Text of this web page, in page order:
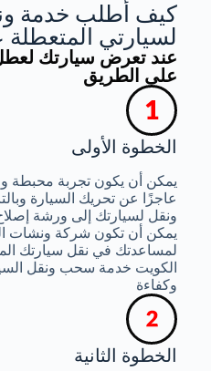
كيف أطلب خدمة
لسيارتي
عند تعرض سيارتك لعطل
على الطريق
الخطوة الأولى
يمكن أن يكون تجربة محبطة
عاجزًا عن تحريك السيارة
ونقل لسيارتك إلى ورشة
يمكن أن تكون شركة ونشات
لمساعدتك في نقل سيارتك
الكويت خدمة سحب ونقل
وكفاءة
الخطوة الثانية